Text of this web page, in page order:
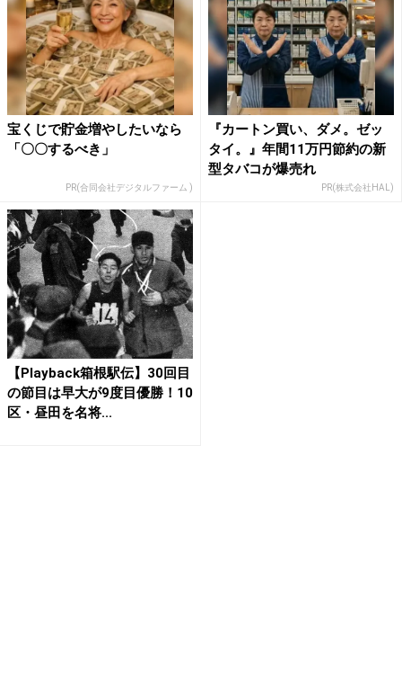
宝くじで貯金増やしたいなら
「〇〇するべき」
PR(合同会社デジタルファーム )
『カートン買い、ダメ。ゼッ
タイ。』年間11万円節約の新
型タバコが爆売れ
PR(株式会社HAL)
【Playback箱根駅伝】30回目
の節目は早大が9度目優勝！10
区・昼田を名将...